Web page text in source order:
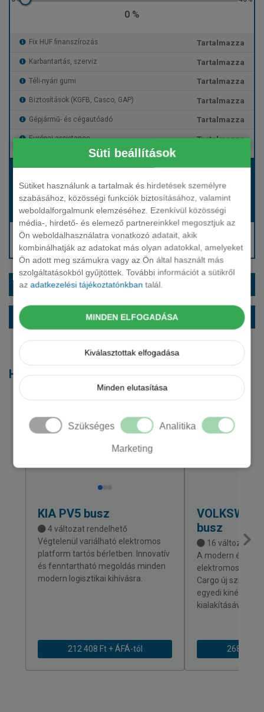
Süti beállítások
Sütiket használunk a tartalmak és hirdetések személyre
szabásához, közösségi funkciók biztosításához, valamint
weboldalforgalmunk elemzéséhez. Ezenkívül közösségi
média-, hirdető- és elemező partnereinkkel megosztjuk az
Ön weboldalhasználatra vonatkozó adatait, akik
kombinálhatják az adatokat más olyan adatokkal, amelyeket
Ön adott meg számukra vagy az Ön által használt más
szolgáltatásokból gyűjtöttek. További információt a sütikről
azadatkezelési tájékoztatónkban talál.
MINDEN ELFOGADÁSA
Kiválasztottak elfogadása
Minden elutasítása
Szükséges Analitika
Marketing
0 %
Fix HUF finanszírozás Tartalmazza
Karbantartás, szerviz Tartalmazza
Téli-nyári gumi Tartalmazza
Biztosítások (KGFB, Casco, GAP) Tartalmazza
Gépjármű- és cégautóadó Tartalmazza
Európai assistance Tartalmazza
Bérleti díj:
Hívjon bennünket!
Induló bérleti díj: Hívjon bennünket!
Hívjon: +36 1 888 0088
Kérjen visszahívást!
EXTRÁK ÉS SZÍNEK
ALAPFELSZERELTSÉG
Hasonló modellek
KIA PV5 busz
4 változat rendelhető
Végtelenül variálható elektromos
platform tartós bérletben. Innovatív
és fenntartható megoldás minden
modern logisztikai kihívásra.
212 408 Ft + ÁFÁ-tól
busz
16 változat
A modern és
elektromos
Cargo új színt
egyedi
kialakításával.
268 616